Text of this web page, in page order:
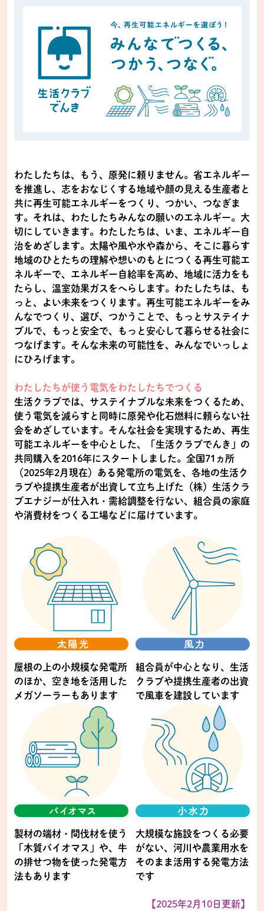
わたしたちは、もう、原発に頼りません。省エネルギー
を推進し、志をおなじくする地域や顔の見える生産者と
共に再生可能エネルギーをつくり、つかい、つなぎま
す。それは、わたしたちみんなの願いのエネルギー。大
切にしていきます。わたしたちは、いま、エネルギー自
治をめざします。太陽や風や水や森から、そこに暮らす
地域のひとたちの理解や想いのもとにつくる再生可能エ
ネルギーで、エネルギー自給率を高め、地域に活力をも
たらし、温室効果ガスをへらします。わたしたちは、も
っと、よい未来をつくります。再生可能エネルギーをみ
んなでつくり、選び、つかうことで、もっとサステイナ
ブルで、もっと安全で、もっと安心して暮らせる社会に
つなげます。そんな未来の可能性を、みんなでいっしょ
にひろげます。
わたしたちが使う電気をわたしたちでつくる
生活クラブでは、サステイナブルな未来をつくるため、
使う電気を減らすと同時に原発や化石燃料に頼らない社
会をめざしています。そんな社会を実現するため、再生
可能エネルギーを中心とした、「生活クラブでんき」の
共同購入を2016年にスタートしました。全国71ヵ所
（2025年2月現在）ある発電所の電気を、各地の生活ク
ラブや提携生産者が出資して立ち上げた（株）生活クラ
ブエナジーが仕入れ・需給調整を行ない、組合員の家庭
や消費材をつくる工場などに届けています。
屋根の上の小規模な発電所
のほか、空き地を活用した
メガソーラーもあります
組合員が中心となり、生活
クラブや提携生産者の出資
で風車を建設しています
製材の端材・間伐材を使う
「木質バイオマス」や、牛
の排せつ物を使った発電方
法もあります
大規模な施設をつくる必要
がない、河川や農業用水を
そのまま活用する発電方法
です
【2025年2月10日更新】